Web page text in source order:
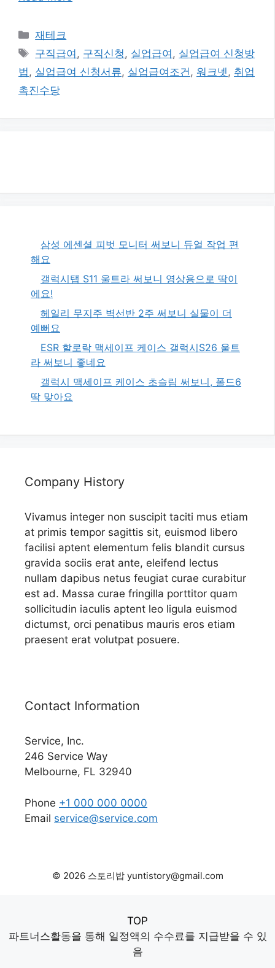
카
테
리
재테크
태
그
구직급여 , 구직신청, 실업급여 , 실업급여 신청방
법, 실업급여 신청서류, 실업급여조건, 워크넷, 취업
촉진수당
삼성 에센셜 피벗 모니터 써보니 듀얼 작업 편
해요
갤럭시탭 S11 울트라 써보니 영상용으로 딱이
에요!
헤일리 무지주 벽선반 2주 써보니 실물이 더
예뻐요
ESR 할로락 맥세이프 케이스 갤럭시S26 울트
라 써보니 좋네요
갤럭시 맥세이프 케이스 초슬림 써보니, 폴드6
딱 맞아요
Company History
Vivamus integer non suscipit taciti mus etiam
at primis tempor sagittis sit, euismod libero
facilisi aptent elementum felis blandit cursus
gravida sociis erat ante, eleifend lectus
nullam dapibus netus feugiat curae curabitur
est ad. Massa curae fringilla porttitor quam
sollicitudin iaculis aptent leo ligula euismod
dictumst, orci penatibus mauris eros etiam
praesent erat volutpat posuere.
Contact Information
Service, Inc.
246 Service Way
Melbourne, FL 32940
Phone +1 000 000 0000
Email service@service.com
© 2026 스토리밥 yuntistory@gmail.com
TOP
파트너스활동을 통해 일정액의 수수료를 지급받을 수 있
음